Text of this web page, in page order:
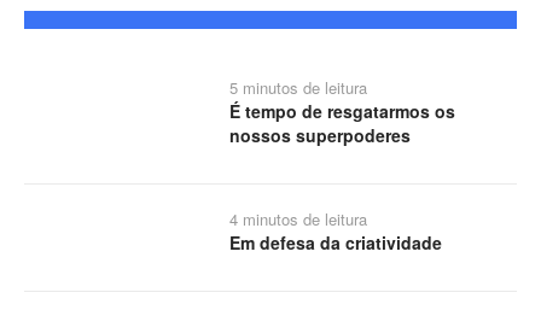
5 minutos de leitura
É tempo de resgatarmos os
nossos superpoderes
4 minutos de leitura
Em defesa da criatividade